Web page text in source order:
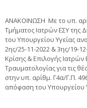
ΑΝΑΚΟΙΝΩΣΗ Με το υπ.
Τμήματος Ιατρών ΕΣΥ της
του Υπουργείου Υγείας
2ης/25-11-2022 & 3ης/19-
Κρίσης & Επιλογής Ιατρών
Τραυματολογίας για τις
στην υπ. αρίθμ. Γ4α/Γ.Π.
απόφαση του Υπουργείου